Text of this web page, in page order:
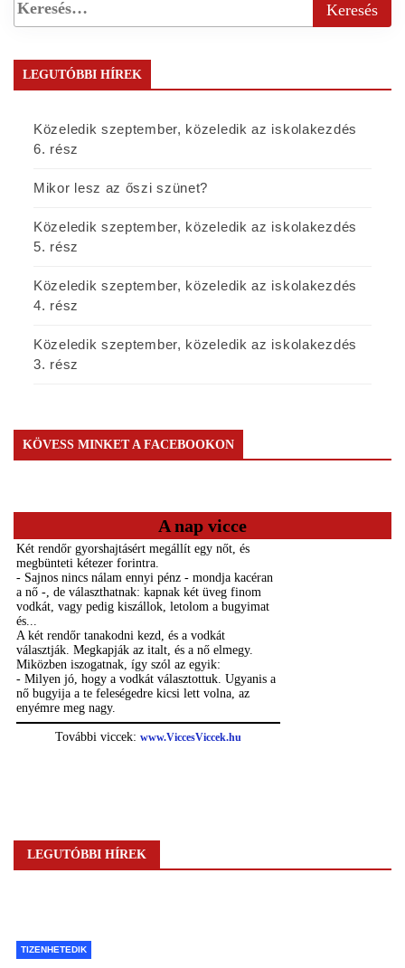
LEGUTÓBBI HÍREK
Közeledik szeptember, közeledik az iskolakezdés
6. rész
Mikor lesz az őszi szünet?
Közeledik szeptember, közeledik az iskolakezdés
5. rész
Közeledik szeptember, közeledik az iskolakezdés
4. rész
Közeledik szeptember, közeledik az iskolakezdés
3. rész
KÖVESS MINKET A FACEBOOKON
A nap vicce
LEGUTÓBBI HÍREK
TIZENHETEDIK